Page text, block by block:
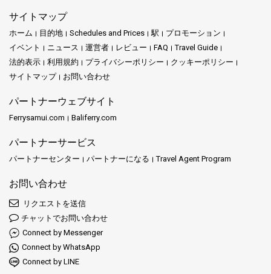
サイトマップ
ホーム 目的地 Schedules and Prices 駅
プロモーション
イベント
ニュース 運営者 レビュー FAQ
Travel Guide
法的表示
利用規約 プライバシーポリシー
クッキーポリシー
サイトマップ
お問い合わせ
パートナーウェブサイト
Ferrysamui.com Baliferry.com
パートナーサービス
パートナーセンター パートナーになる Travel Agent Program
お問い合わせ
リクエストを送信
チャットでお問い合わせ
Connect by Messenger
Connect by WhatsApp
Connect by LINE